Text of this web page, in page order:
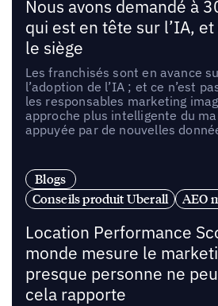
Nous avons demandé à
qui est en tête sur l’IA, et
le siège
Les franchisés sont en avance
l’adoption de l’IA ; et ce n’est
les responsables marketing
approche plus intelligente du
appuyée par de nouvelles
Blogs
Conseils produit Uberall
AEO
Location Performance
monde mesure le
presque personne ne
cela rapporte